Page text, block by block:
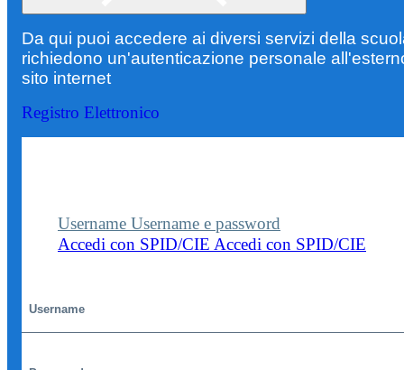
Da qui puoi accedere ai diversi servizi della
richiedono un'autenticazione personale
sito internet
Registro Elettronico
Username Username e password
Accedi con SPID/CIE Accedi con SPID/CIE